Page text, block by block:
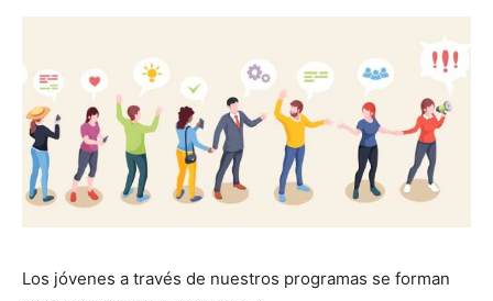
Los jóvenes a través de nuestros programas se forman